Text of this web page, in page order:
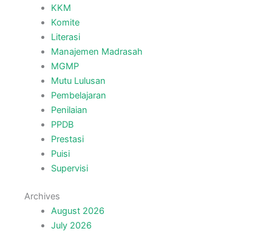
KKM
Komite
Literasi
Manajemen Madrasah
MGMP
Mutu Lulusan
Pembelajaran
Penilaian
PPDB
Prestasi
Puisi
Supervisi
Archives
August 2026
July 2026